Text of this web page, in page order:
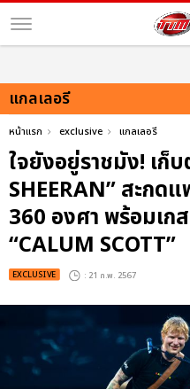
แกลเลอรี
หน้าแรก exclusive แกลเลอรี
ใจยังอยู่ราชมัง! เก็
SHEERAN” สะก
360 องศา พร้อมเก
“CALUM SCOTT”
EXCLUSIVE : 21 ก.พ. 2567